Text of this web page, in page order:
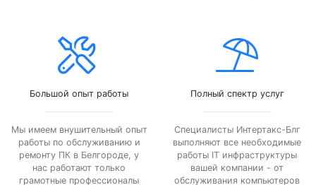
Большой опыт работы
Мы имеем внушительный опыт
работы по обслуживанию и
ремонту ПК в Белгороде, у
нас работают только
грамотные профессионалы
Полный спектр услуг
Специалисты Интертакс-Блг
выполняют все необходимые
работы IT инфраструктуры
вашей компании - от
обслуживания компьютеров